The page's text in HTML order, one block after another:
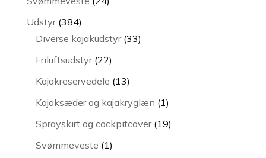
Udstyr 384384
varer
Diverse kajakudstyr 3333
Friluftsudstyr 2222
varer
Kajakreservedele 1313
varer
Kajaksæder og kajakryglæn 11
vare
Sprayskirt og cockpitcover 1919
Svømmeveste 11